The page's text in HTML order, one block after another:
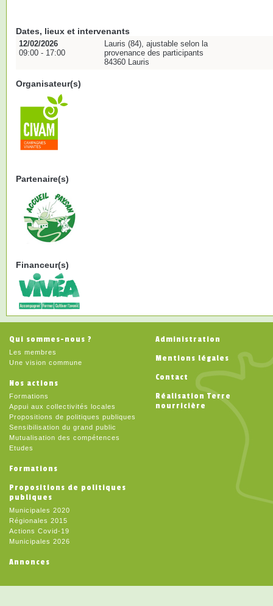
Dates, lieux et intervenants
12/02/2026
09:00 - 17:00
Lauris (84), ajustable selon la
provenance des participants
84360 Lauris
Organisateur(s)
Partenaire(s)
Financeur(s)
Qui sommes-nous ?
Les membres
Une vision commune
Nos actions
Formations
Appui aux collectivités locales
Propositions de politiques publiques
Sensibilisation du grand public
Mutualisation des compétences
Etudes
Formations
Propositions de politiques
publiques
Municipales 2020
Régionales 2015
Actions Covid-19
Municipales 2026
Annonces
Administration
Mentions légales
Contact
Réalisation Terre
nourricière